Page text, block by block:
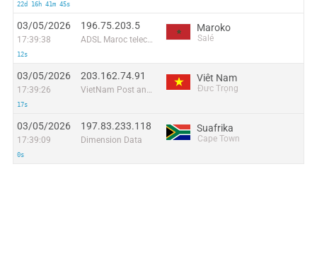
22d 16h 41m 45s
03/05/2026
17:39:38
12s
196.75.203.5
ADSL Maroc telecom
Maroko
Salé
03/05/2026
17:39:26
17s
203.162.74.91
VietNam Post and Telecom Corporation
Viêt Nam
Đưc Trọng
03/05/2026
17:39:09
0s
197.83.233.118
Dimension Data
Suafrika
Cape Town